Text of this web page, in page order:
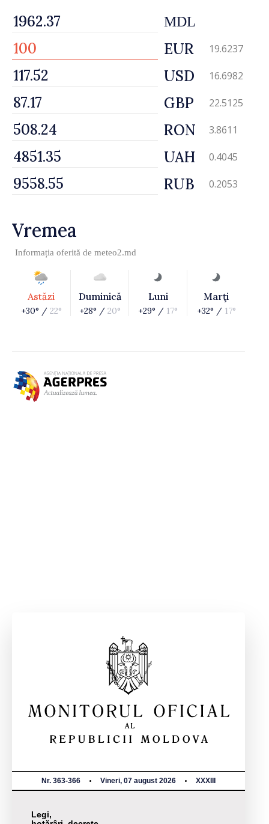
MDL
EUR 19.6237
USD 16.6982
GBP 22.5125
RON 3.8611
UAH 0.4045
RUB 0.2053
Vremea
Informația oferită de meteo2.md
Astăzi
+30° / 22°
Duminică
+28° / 20°
Luni
+29° / 17°
Marţi
+32° / 17°
Nr. 363-366 Vineri, 07 august 2026 XXXIII
Legi,